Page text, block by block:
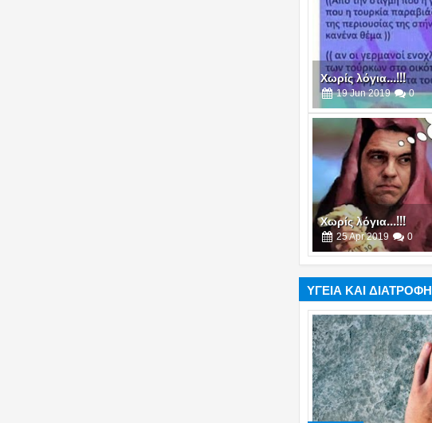
Χωρίς λόγια...!!!
19 Jun 2019 0
Χωρίς λόγια...!!!
25Apr 2019 0
Χωρίς λόγια...!!!
21 Mar 2019 0
ΥΓΕΙΑ ΚΑΙ ΔΙΑΤΡΟΦΗ